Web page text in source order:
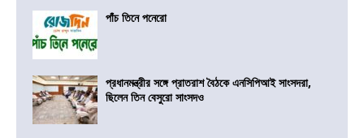
পাঁচ তিনে পনেরো
প্রধানমন্ত্রীর সঙ্গে প্রাতরাশ বৈঠকে এনসিপিআই সাংসদরা,
ছিলেন তিন বেসুরো সাংসদও